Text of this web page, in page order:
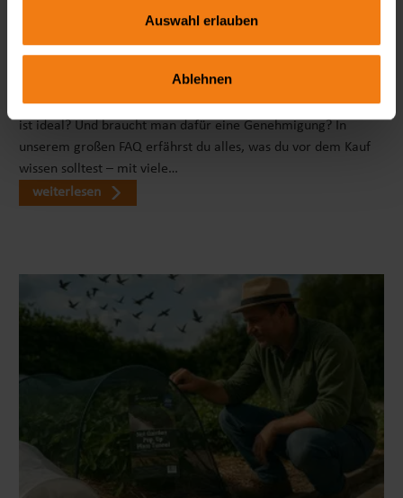
Auswahl erlauben
Ablehnen
Wie blickdicht ist eine Seitenmarkise wirklich? Welche Höhe
ist ideal? Und braucht man dafür eine Genehmigung? In
unserem großen FAQ erfährst du alles, was du vor dem Kauf
wissen solltest – mit viele…
weiterlesen